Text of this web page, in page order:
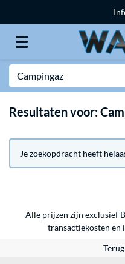
Resultaten voor:
Je zoekopdracht heeft
Alle prijzen zijn exclusief
transactiekosten en